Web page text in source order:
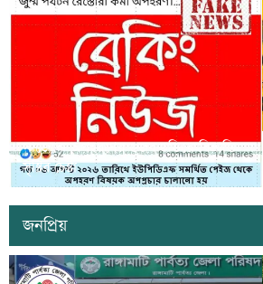
সাজেকে অপহরণের গুজব ছড়িয়ে বিভ্রান্তি
সৃষ্টির চেষ্টা
জনপ্রিয়